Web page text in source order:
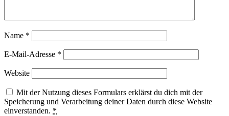
Name *
E-Mail-Adresse *
Website
Mit der Nutzung dieses Formulars erklärst du dich mit der
Speicherung und Verarbeitung deiner Daten durch diese Website
einverstanden. *